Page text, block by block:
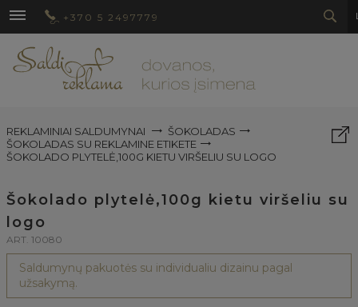
+370 5 2497779
REKLAMINIAI SALDUMYNAI
ŠOKOLADAS
ŠOKOLADAS SU REKLAMINE ETIKETE
ŠOKOLADO PLYTELĖ,100G KIETU VIRŠELIU SU LOGO
Šokolado plytelė,100g kietu viršeliu su
logo
ART. 10080
Saldumynų pakuotės su individualiu dizainu pagal
užsakymą.